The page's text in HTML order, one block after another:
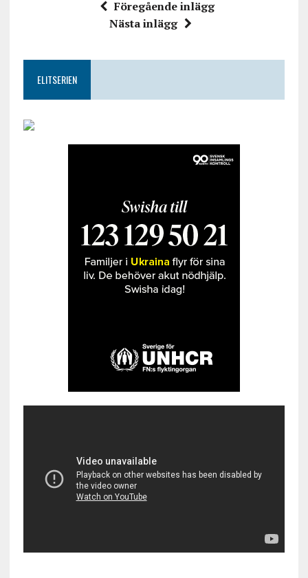
Föregående inlägg
Nästa inlägg
ELITSERIEN